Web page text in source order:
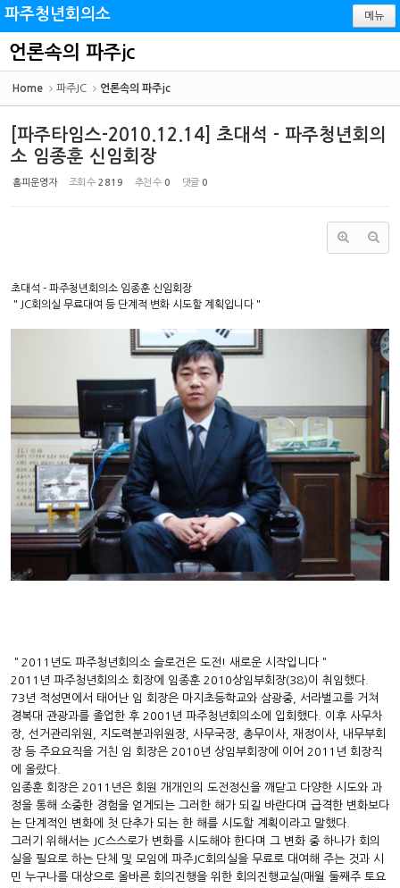
파주청년회의소 메뉴
언론속의 파주jc
Home 파주JC 언론속의 파주jc
[파주타임스-2010.12.14] 초대석 - 파주청년회의
소 임종훈 신임회장
홈피운영자 조회 수 2819 추천 수 0 댓글 0
초대석 - 파주청년회의소 임종훈 신임회장
＂JC회의실 무료대여 등 단계적 변화 시도할 계획입니다＂
＂2011년도 파주청년회의소 슬로건은 도전! 새로운 시작입니다＂
2011년 파주청년회의소 회장에 임종훈 2010상임부회장(38)이 취임했다.
73년 적성면에서 태어난 임 회장은 마지초등학교와 삼광중, 서라벌고를 거쳐
경복대 관광과를 졸업한 후 2001년 파주청년회의소에 입회했다. 이후 사무차
장, 선거관리위원, 지도력분과위원장, 사무국장, 총무이사, 재정이사, 내무부회
장 등 주요요직을 거친 임 회장은 2010년 상임부회장에 이어 2011년 회장직
에 올랐다.
임종훈 회장은 2011년은 회원 개개인의 도전정신을 깨닫고 다양한 시도와 과
정을 통해 소중한 경험을 얻게되는 그러한 해가 되길 바란다며 급격한 변화보다
는 단계적인 변화에 첫 단추가 되는 한 해를 시도할 계획이라고 말했다.
그러기 위해서는 JC스스로가 변화를 시도해야 한다며 그 변화 중 하나가 회의
실을 필요로 하는 단체 및 모임에 파주JC회의실을 무료로 대여해 주는 것과 시
민 누구나를 대상으로 올바른 회의진행을 위한 회의진행교실(매월 둘째주 토요